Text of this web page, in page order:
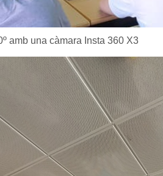
amb una càmara Insta 360 X3